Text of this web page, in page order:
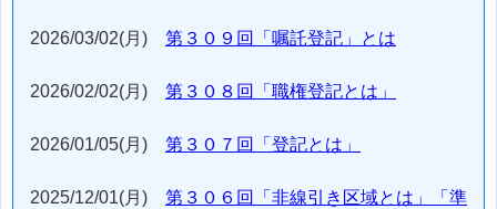
2026/03/02(月) 第３０９回「嘱託登記」とは
2026/02/02(月) 第３０８回「職権登記とは」
2026/01/05(月) 第３０７回「登記とは」
2025/12/01(月) 第３０６回「非線引き区域とは」「準